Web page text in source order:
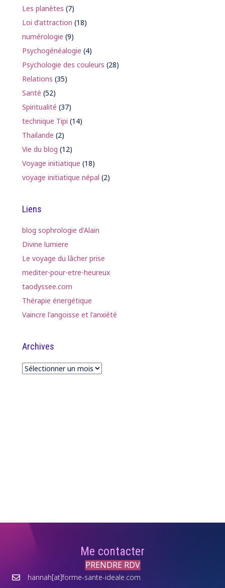
Les planètes (7)
Loi d'attraction (18)
numérologie (9)
Psychogénéalogie (4)
Psychologie des couleurs (28)
Relations (35)
Santé (52)
Spiritualité (37)
technique Tipi (14)
Thailande (2)
Vie du blog (12)
Voyage initiatique (18)
voyage initiatique népal (2)
Liens
blog sophrologie d'Alain
Divine lumiere
Le voyage du lâcher prise
mediter-pour-etre-heureux
taodyssee.com
Thérapie énergétique
Vaincre l'angoisse et l'anxiété
Archives
Archives
Me contacter
PRENDRE RDV
hannah[at]forme-sante-ideale.com